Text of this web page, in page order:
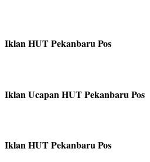
Iklan HUT Pekanbaru Pos
Iklan Ucapan HUT Pekanbaru Pos
Iklan HUT Pekanbaru Pos